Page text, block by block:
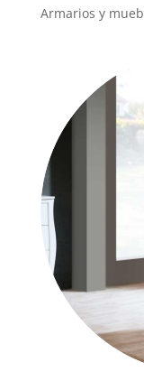
Armarios y